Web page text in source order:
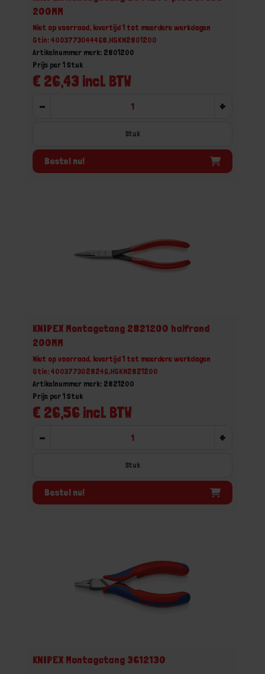
200MM
Niet op voorraad, levertijd 1 tot meerdere werkdagen
Gtin: 4003773044468,HGKN2801200
Artikelnummer merk: 2801200
€ 26,43 incl. BTW
Prijs per 1 Stuk
- +
Stuk
Bestel nu!
KNIPEX Montagetang 2821200 halfrond
200MM
Niet op voorraad, levertijd 1 tot meerdere werkdagen
Gtin: 4003773028246,HGKN2821200
Artikelnummer merk: 2821200
€ 26,56 incl. BTW
Prijs per 1 Stuk
- +
Stuk
Bestel nu!
KNIPEX Montagetang 3612130